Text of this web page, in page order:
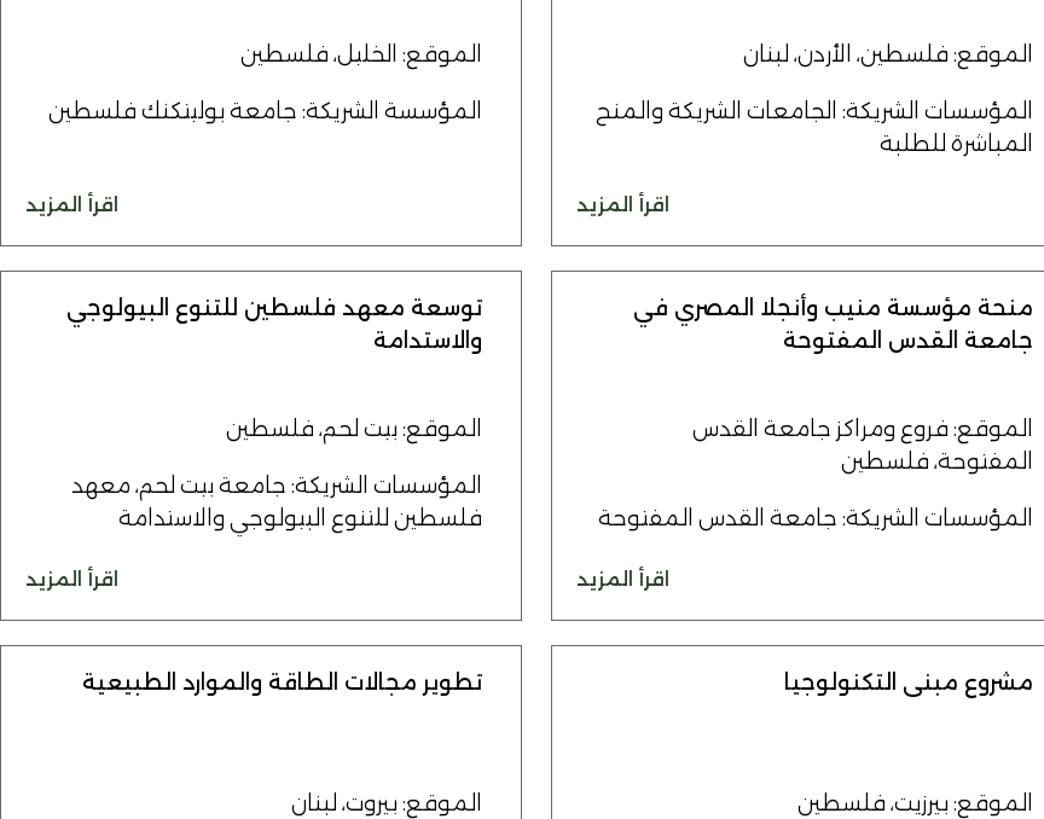
الموقع: فلسطين، الأردن، لبنان
المؤسسات الشريكة: الجامعات الشريكة والمنح
المباشرة للطلبة
اقرأ المزيد
الموقع: الخليل، فلسطين
المؤسسة الشريكة: جامعة بوليتكنك فلسطين
اقرأ المزيد
منحة مؤسسة منيب وأنجلا المصري في
جامعة القدس المفتوحة
الموقع: فروع ومراكز جامعة القدس
المفتوحة، فلسطين
المؤسسات الشريكة: جامعة القدس المفتوحة
اقرأ المزيد
توسعة معهد فلسطين للتنوع البيولوجي
والاستدامة
الموقع: بيت لحم، فلسطين
المؤسسات الشريكة: جامعة بيت لحم، معهد
فلسطين للتنوع البيولوجي والاستدامة
اقرأ المزيد
مشروع مبنى التكنولوجيا
الموقع: بيرزيت، فلسطين
تطوير مجالات الطاقة والموارد الطبيعية
الموقع: بيروت، لبنان